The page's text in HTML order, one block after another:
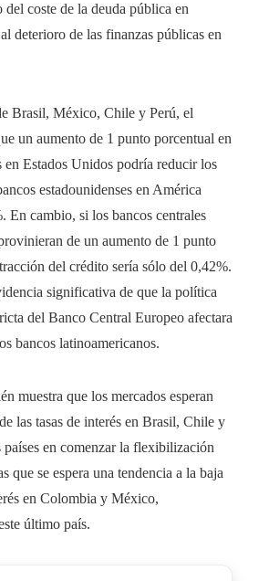
del coste de la deuda pública en
deterioro de las finanzas públicas en
Brasil, México, Chile y Perú, el
un aumento de 1 punto porcentual en
en Estados Unidos podría reducir los
estadounidenses en América
En cambio, si los bancos centrales
de un aumento de 1 punto
del crédito sería sólo del 0,42%.
significativa de que la política
del Banco Central Europeo afectara
bancos latinoamericanos.
muestra que los mercados esperan
las tasas de interés en Brasil, Chile y
países en comenzar la flexibilización
que se espera una tendencia a la baja
en Colombia y México,
último país.